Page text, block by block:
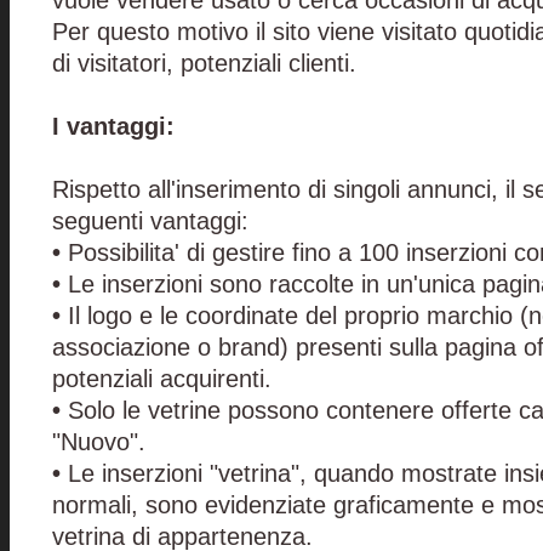
Per questo motivo il sito viene visitato
di visitatori, potenziali clienti.
I vantaggi:
Rispetto all'inserimento di singoli annunci, il
seguenti vantaggi:
• Possibilita' di gestire fino a 100 inserzioni
• Le inserzioni sono raccolte in un'unica
• Il logo e le coordinate del proprio marchio
associazione o brand) presenti sulla pagina
potenziali acquirenti.
• Solo le vetrine possono contenere offerte
"Nuovo".
• Le inserzioni "vetrina", quando mostrate
normali, sono evidenziate graficamente e
vetrina di appartenenza.